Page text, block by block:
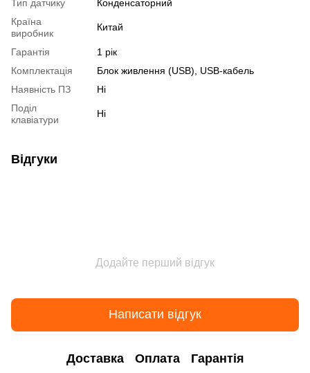
Тип датчику
Конденсаторний
Країна
виробник
Китай
Гарантія
1 рік
Комплектація
Блок живлення (USB), USB-кабель
Наявність ПЗ
Ні
Поділ
клавіатури
Ні
Відгуки
Додайте перший відгук
Написати відгук
Доставка Оплата Гарантія